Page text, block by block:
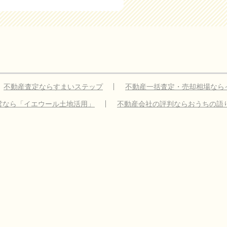
不動産査定ならすまいステップ
不動産一括査定・売却相場なら
ら「イエウール土地活用」
不動産会社の評判ならおうちの語